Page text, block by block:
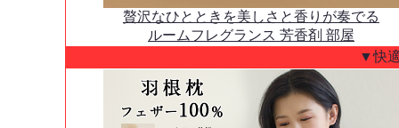
贅沢なひとときを美しさと香りが奏でる
ルームフレグランス 芳香剤 部屋
▼快